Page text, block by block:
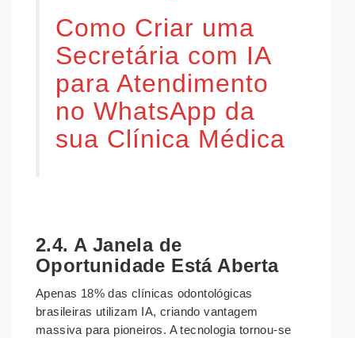
Como Criar uma
Secretária com IA
para Atendimento
no WhatsApp da
sua Clínica Médica
2.4. A Janela de
Oportunidade Está Aberta
Apenas 18% das clínicas odontológicas
brasileiras utilizam IA, criando vantagem
massiva para pioneiros. A tecnologia tornou-se